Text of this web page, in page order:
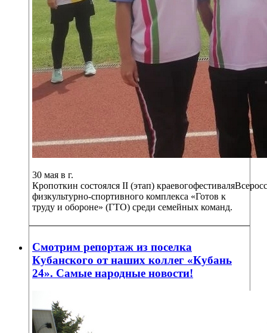
30 мая в г.
Кропоткин состоялся II (этап)
физкультурно-спортивного комплекса «Готов к
труду и обороне» (ГТО) среди семейных команд.
Смотрим репортаж из поселка
Кубанского от наших коллег «Кубань
24». Самые народные новости!